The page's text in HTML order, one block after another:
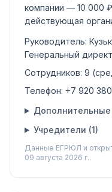
компании — 10 000 ₽
действующая
Руководитель:
Генеральный
Сотрудников: 9
Телефон: +7 920
Учредители (1)
Данные ЕГРЮЛ и
09 августа 2026 г..